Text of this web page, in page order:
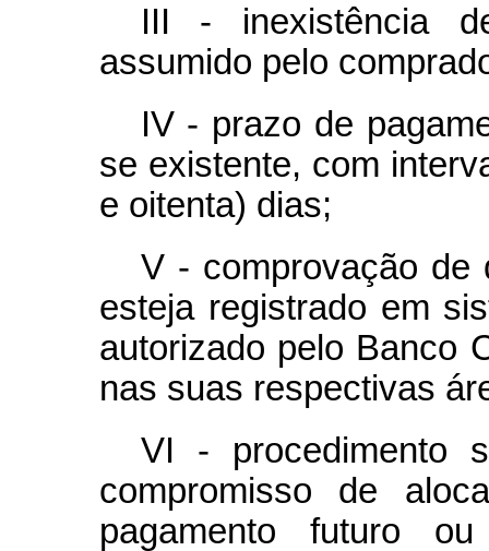
III - inexistência
assumido pelo
IV - prazo de
se existente, com
e oitenta) dias;
V - comprovação de
esteja registrado em
autorizado pelo Banco
nas suas respectivas
VI - procedimento
compromisso de
pagamento futuro